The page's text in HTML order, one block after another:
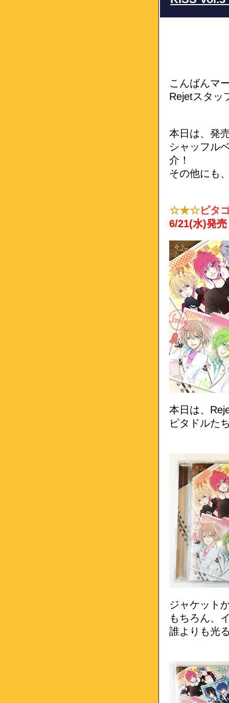
こんばんマ
Rejetスタッ
本日は、発
シャッフル
介！
その他にも
☆★☆ピタ
6/21(水)発売
本日は、
ピタドルた
ジャケット
もちろん、
誰よりも光